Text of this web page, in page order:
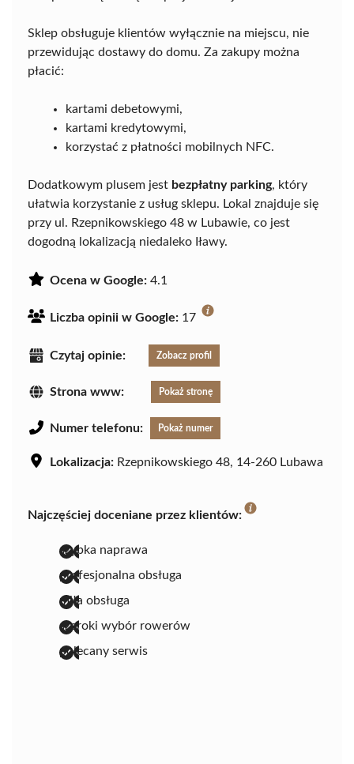
Sklep obsługuje klientów wyłącznie na miejscu, nie
przewidując dostawy do domu. Za zakupy można
płacić:
kartami debetowymi,
kartami kredytowymi,
korzystać z płatności mobilnych NFC.
Dodatkowym plusem jest bezpłatny parking, który
ułatwia korzystanie z usług sklepu. Lokal znajduje się
przy ul. Rzepnikowskiego 48 w Lubawie, co jest
dogodną lokalizacją niedaleko Iławy.
Ocena w Google: 4.1
Liczba opinii w Google: 17
Czytaj opinie: Zobacz profil
Strona www: Pokaż stronę
Numer telefonu: Pokaż numer
Lokalizacja: Rzepnikowskiego 48, 14-260 Lubawa
Najczęściej doceniane przez klientów:
szybka naprawa
profesjonalna obsługa
miła obsługa
szeroki wybór rowerów
polecany serwis